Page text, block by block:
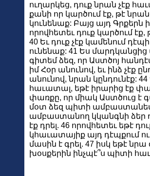
ուղարկեց, դուք նրան չէք
քանի որ կարծում էք, թէ
կունենաք: Բայց այդ Գրքերն
որովհետեւ դուք կարծում
40 Եւ դուք չէք կամենում
ունենաք: 41 Ես մարդկանցից
գիտեմ ձեզ, որ Աստծոյ
իմ Հօր անունով, եւ ինձ չէք
անունով, նրան կընդունէք:
հաւատալ, եթէ իրարից էք
փառքը, որ միակ Աստծուց է
մօտ ձեզ պիտի ամբաստանեմ.
ամբաստանող կկանգնի ձեր
էք դրել. 46 որովհետեւ եթէ
կհաւատայիք այդ դէպքում
մասին է գրել. 47 իսկ եթէ
խօսքերին ինչպէ՞ս պիտի